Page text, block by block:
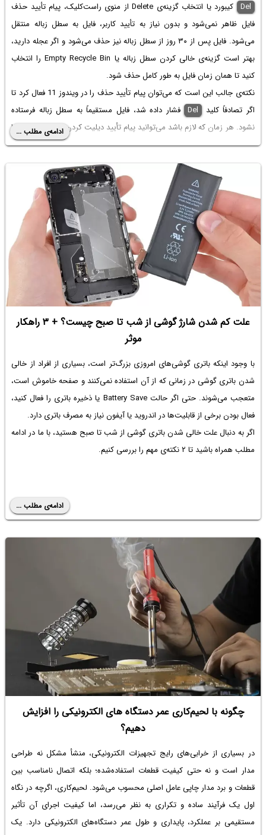
Del
کیبورد یا انتخاب گزینه‌ی Delete از منوی راست‌کلیک، پیام تأیید حذف
فایل ظاهر نمی‌شود و بدون نیاز به تأیید کاربر، فایل به سطل زباله منتقل
می‌شود. فایل پس از ۳۰ روز از سطل زباله نیز حذف می‌شود و اگر عجله دارید،
بهتر است گزینه‌ی خالی کردن سطل زباله یا Empty Recycle Bin را انتخاب
کنید تا همان زمان فایل به طور کامل حذف شود.
نکته‌ی جالب این است که می‌توان پیام تأیید حذف را در ویندوز 11 فعال کرد تا
اگر تصادفاً کلید
Del فشار داده شد، فایل مستقیماً به سطل زباله فرستاده
نشود. هر زمان که لازم باشد می‌توانید پیام تأیید دیلیت کردن فایل و فولدرها را
غیرفعال یا فعال کنید. برای آشنایی با روش کار ادامه‌ی مقاله را مطالعه فرمایید.
ادامه‌ی مطلب ...
علت کم شدن شارژ گوشی از شب تا صبح چیست؟ + ۳ راهکار
موثر
با وجود اینکه باتری گوشی‌های امروزی بزرگ‌تر است، بسیاری از افراد از خالی
شدن باتری گوشی در زمانی که از آن استفاده نمی‌کنند و صفحه خاموش است،
متعجب می‌شوند. حتی اگر حالت Battery Save یا ذخیره باتری را فعال کنید،
فعال بودن برخی از قابلیت‌ها در اندروید یا آیفون نیاز به مصرف باتری دارد.
اگر به دنبالعلت خالی شدن باتری گوشی از شب تا صبح هستید، با ما در ادامه
مطلب همراه باشید تا ۲ نکته‌ی مهم را بررسی کنیم.
ادامه‌ی مطلب ...
چگونه با لحیم‌کاری عمر دستگاه های الکترونیکی را افزایش
دهیم؟
در بسیاری از خرابی‌های رایج تجهیزات الکترونیکی، منشأ مشکل نه طراحی
مدار است و نه حتی کیفیت قطعات استفاده‌شده؛ بلکه اتصال نامناسب بین
قطعات و برد مدار چاپی عامل اصلی محسوب می‌شود. لحیم‌کاری، اگرچه در نگاه
اول یک فرآیند ساده و تکراری به نظر می‌رسد، اما کیفیت اجرای آن تأثیر
مستقیمی بر عملکرد، پایداری و طول عمر دستگاه‌های الکترونیکی دارد. یک